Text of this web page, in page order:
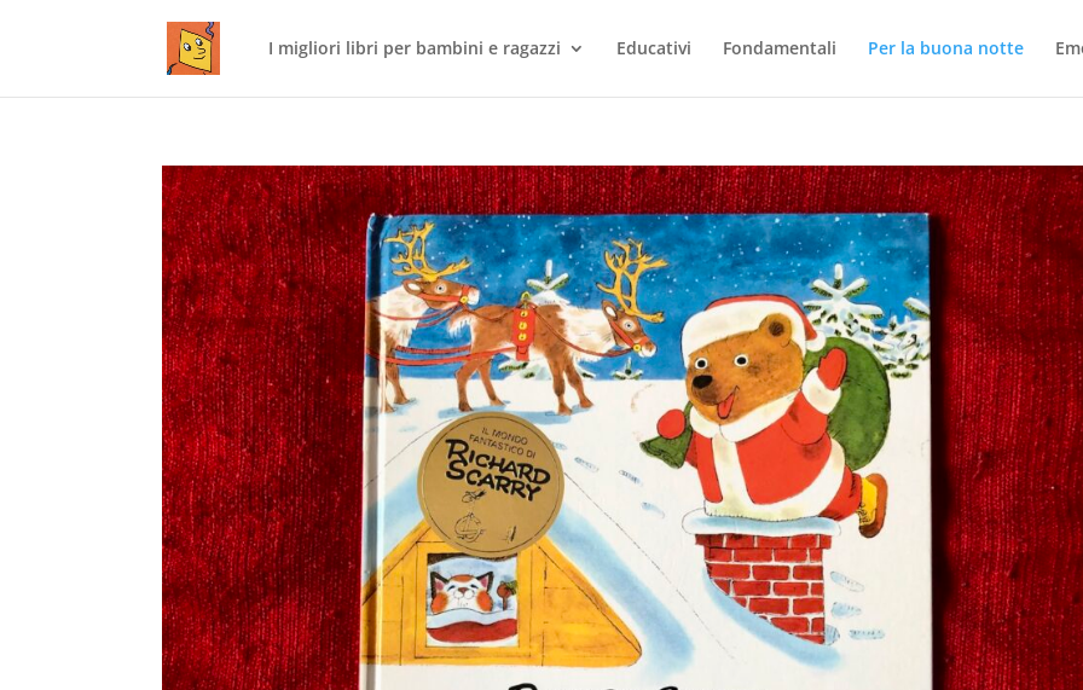
I migliori libri per bambini e ragazzi Educativi Fondamentali Per la buona notte